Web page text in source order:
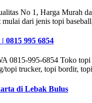
No 1, Harga Murah
mulai dari jenis topi
0815 995 6854
0815-995-6854 Toko
topi trucker, topi bordir,
di Lebak Bulus